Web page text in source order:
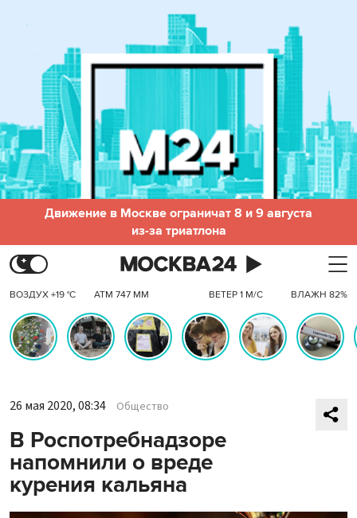
Движение в Москве ограничат 8 и 9 августа
из-за триатлона
ВОЗДУХ +19 °C АТМ 747 ММ ВЕТЕР 1 М/С ВЛАЖН 82%
26 мая 2020, 08:34 Общество
В Роспотребнадзоре
напомнили о вреде
курения кальяна